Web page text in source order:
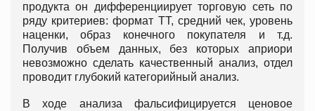
продукта он дифференциирует торговую сеть по
ряду критериев: формат ТТ, средний чек, уровень
наценки, образ конечного покупателя и т.д.
Получив объем данных, без которых априори
невозможно сделать качественный анализ, отдел
проводит глубокий категорийный анализ.
В ходе анализа фальсифицируется ценовое